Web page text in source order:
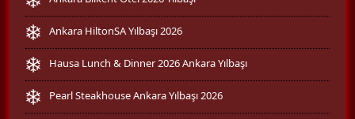
Ankara HiltonSA Yılbaşı 2026
Hausa Lunch & Dinner 2026 Ankara Yılbaşı
Pearl Steakhouse Ankara Yılbaşı 2026